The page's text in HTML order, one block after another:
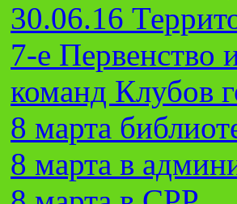
30.06.16
7-е Первенство
команд Клубов
8 марта
8 марта в